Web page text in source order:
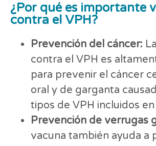
¿Por qué es importante
contra el VPH?
Prevención del cáncer:
contra el VPH es
para prevenir el cáncer
oral y de garganta
tipos de VPH incluidos
Prevención de verrugas
vacuna también ayuda a